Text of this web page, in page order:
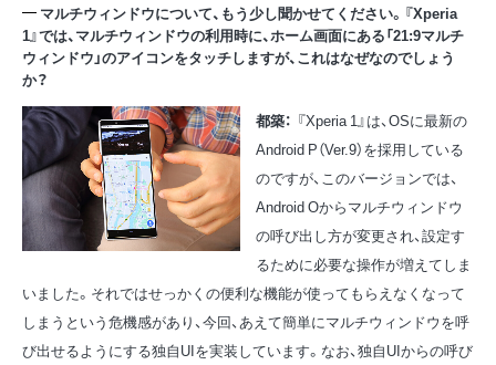
マルチウィンドウについて、もう少し聞かせてください。『Xperia
1』では、マルチウィンドウの利用時に、ホーム画面にある「21:9マルチ
ウィンドウ」のアイコンをタッチしますが、これはなぜなのでしょう
か？
都築： 『Xperia 1』は、OSに最新の
Android P（Ver.9）を採用している
のですが、このバージョンでは、
Android Oからマルチウィンドウ
の呼び出し方が変更され、設定す
るために必要な操作が増えてしま
いました。それではせっかくの便利な機能が使ってもらえなくなって
しまうという危機感があり、今回、あえて簡単にマルチウィンドウを呼
び出せるようにする独自UIを実装しています。なお、独自UIからの呼び